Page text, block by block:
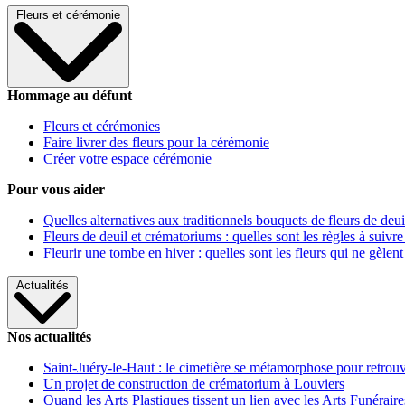
Fleurs et cérémonie
Hommage au défunt
Fleurs et cérémonies
Faire livrer des fleurs pour la cérémonie
Créer votre espace cérémonie
Pour vous aider
Quelles alternatives aux traditionnels bouquets de fleurs de
Fleurs de deuil et crématoriums : quelles sont les règles à
Fleurir une tombe en hiver : quelles sont les fleurs qui ne gèlent
Actualités
Nos actualités
Saint-Juéry-le-Haut : le cimetière se métamorphose pour
Un projet de construction de crématorium à Louviers
Quand les Arts Plastiques tissent un lien avec les Arts